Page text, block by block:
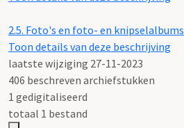
2.5. Foto's en foto- en knipselalbums
Toon details van deze beschrijving
laatste wijziging 27-11-2023
406 beschreven archiefstukken
1 gedigitaliseerd
totaal 1 bestand